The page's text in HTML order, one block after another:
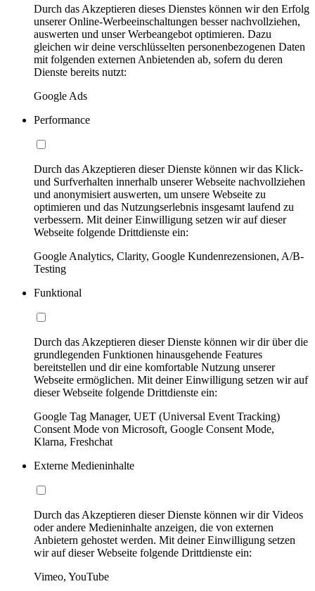
Durch das Akzeptieren dieses Dienstes können wir den Erfolg
unserer Online-Werbeeinschaltungen besser nachvollziehen,
auswerten und unser Werbeangebot optimieren. Dazu
gleichen wir deine verschlüsselten personenbezogenen Daten
mit folgenden externen Anbietenden ab, sofern du deren
Dienste bereits nutzt:
Google Ads
Performance
Durch das Akzeptieren dieser Dienste können wir das Klick-
und Surfverhalten innerhalb unserer Webseite nachvollziehen
und anonymisiert auswerten, um unsere Webseite zu
optimieren und das Nutzungserlebnis insgesamt laufend zu
verbessern. Mit deiner Einwilligung setzen wir auf dieser
Webseite folgende Drittdienste ein:
Google Analytics, Clarity, Google Kundenrezensionen, A/B-
Testing
Funktional
Durch das Akzeptieren dieser Dienste können wir dir über die
grundlegenden Funktionen hinausgehende Features
bereitstellen und dir eine komfortable Nutzung unserer
Webseite ermöglichen. Mit deiner Einwilligung setzen wir auf
dieser Webseite folgende Drittdienste ein:
Google Tag Manager, UET (Universal Event Tracking)
Consent Mode von Microsoft, Google Consent Mode,
Klarna, Freshchat
Externe Medieninhalte
Durch das Akzeptieren dieser Dienste können wir dir Videos
oder andere Medieninhalte anzeigen, die von externen
Anbietern gehostet werden. Mit deiner Einwilligung setzen
wir auf dieser Webseite folgende Drittdienste ein:
Vimeo, YouTube